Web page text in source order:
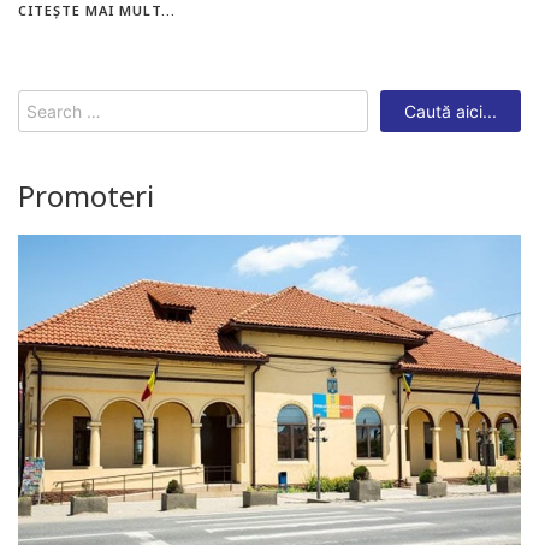
CITEȘTE MAI MULT...
Search
for:
Promoteri